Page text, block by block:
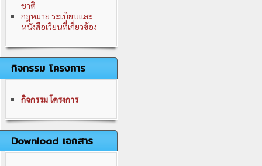
ชาติ
กฎหมาย ระเบียบและ
หนังสือเวียนที่เกี่ยวข้อง
กิจกรรม โครงการ
กิจกรรม โครงการ
Download เอกสาร